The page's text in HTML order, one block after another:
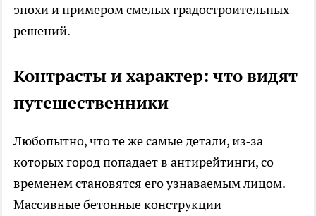
эпохи и примером смелых градостроительных
решений.
Контрасты и характер: что видят
путешественники
Любопытно, что те же самые детали, из‑за
которых город попадает в антирейтинги, со
временем становятся его узнаваемым лицом.
Массивные бетонные конструкции